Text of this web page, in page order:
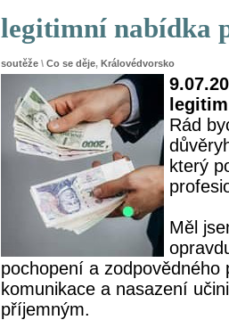
legitimní nabídka
soutěže \ Co se děje, Královédvorsko
Rád
který
Měl
pochopení a
komunikace a nasazení
příjemným.